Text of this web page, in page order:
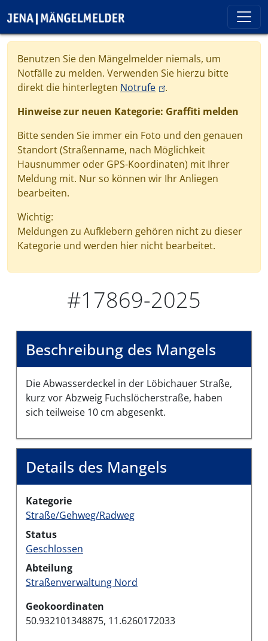
Benutzen Sie den Mängelmelder niemals, um
Notfälle zu melden. Verwenden Sie hierzu bitte
direkt die hinterlegten Notrufe(link is external)
.
Hinweise zur neuen Kategorie: Graffiti melden
Bitte senden Sie immer ein Foto und den genauen
Standort (Straßenname, nach Möglichkeit
Hausnummer oder GPS-Koordinaten) mit Ihrer
Meldung mit. Nur so können wir Ihr Anliegen
bearbeiten.
Wichtig:
Meldungen zu Aufklebern gehören nicht zu dieser
Kategorie und werden hier nicht bearbeitet.
#17869-2025
Beschreibung des Mangels
Die Abwasserdeckel in der Löbichauer Straße,
kurz vor Abzweig Fuchslöcherstraße, haben
sich teilweise 10 cm abgesenkt.
Details des Mangels
Kategorie
Straße/Gehweg/Radweg
Status
Geschlossen
Abteilung
Straßenverwaltung Nord
Geokoordinaten
50.932101348875, 11.6260172033